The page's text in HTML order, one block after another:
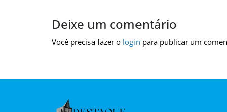
Deixe um comentário
Você precisa fazer o login para publicar um